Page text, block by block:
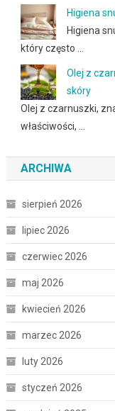
Higiena
Higiena
który często …
Olej z
skóry
Olej z czarnuszki,
właściwości, …
ARCHIWA
sierpień 2026
lipiec 2026
czerwiec 2026
maj 2026
kwiecień 2026
marzec 2026
luty 2026
styczeń 2026